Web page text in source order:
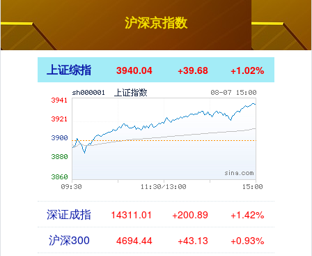
沪深京指数
上证综指 3940.04 +39.68 +1.02%
深证成指 14311.01 +200.89 +1.42%
沪深300 4694.44 +43.13 +0.93%